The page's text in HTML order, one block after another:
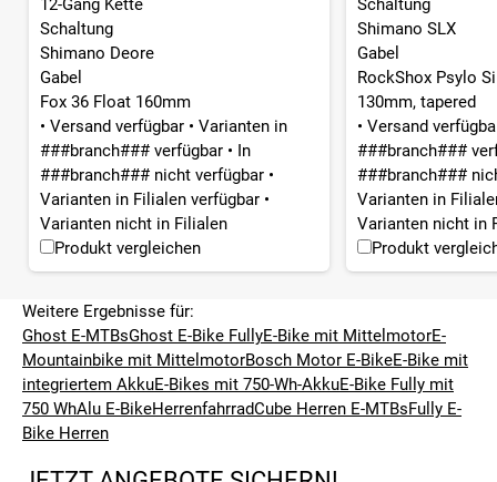
12-Gang Kette
Schaltung
Shimano Deore
Gabel
Fox 36 Float 160mm
• Versand verfügbar • Varianten in
###branch### verfügbar • In
###branch### nicht verfügbar •
Varianten in Filialen verfügbar •
Varianten nicht in Filialen
Produkt vergleichen
Schaltung
Shimano SLX
Gabel
RockShox Psylo
130mm, tapered
• Versand
###branch###
###branch###
Varianten in
Varianten nicht in
Produkt
Weitere Ergebnisse für:
Ghost E-MTBsGhost E-Bike FullyE-Bike mit MittelmotorE-
Mountainbike mit MittelmotorBosch Motor E-BikeE-Bike mit
integriertem AkkuE-Bikes mit 750-Wh-AkkuE-Bike Fully mit
750 WhAlu E-BikeHerrenfahrradCube Herren E-MTBsFully E-
Bike Herren